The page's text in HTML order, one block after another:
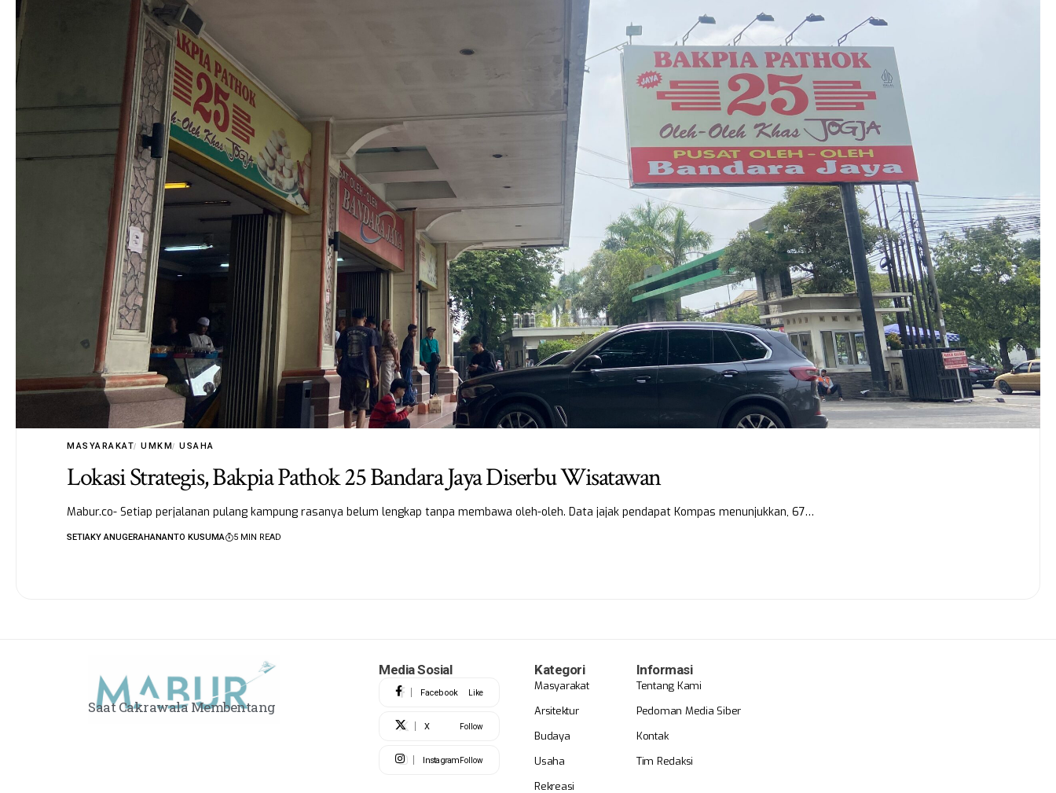
MASYARAKAT UMKM USAHA
Lokasi Strategis, Bakpia Pathok 25 Bandara Jaya Diserbu Wisatawan
Mabur.co- Setiap perjalanan pulang kampung rasanya belum lengkap tanpa membawa oleh-oleh. Data jajak pendapat Kompas menunjukkan, 67…
SETIAKY ANUGERAHANANTO KUSUMA 5 MIN READ
Saat Cakrawala Membentang
Media Sosial
Facebook Like
X Follow
Instagram Follow
Kategori
Masyarakat
Arsitektur
Budaya
Usaha
Rekreasi
Informasi
Tentang Kami
Pedoman Media Siber
Kontak
Tim Redaksi